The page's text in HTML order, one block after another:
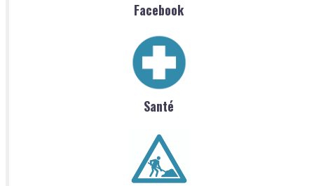
Facebook
Santé